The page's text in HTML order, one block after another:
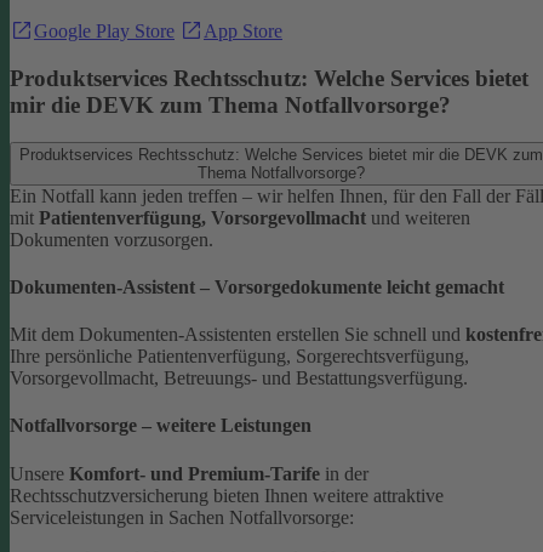
Google Play Store App Store
Produktservices Rechtsschutz: Welche Services bietet
mir die DEVK zum Thema Notfallvorsorge?
Produktservices Rechtsschutz: Welche Services bietet mir die DEVK zum
Thema Notfallvorsorge?
Ein Notfall kann jeden treffen – wir helfen Ihnen, für den Fall der
mit Patientenverfügung, Vorsorgevollmacht und weiteren
Dokumenten vorzusorgen.
Dokumenten-Assistent – Vorsorgedokumente leicht gemacht
Mit dem Dokumenten-Assistenten erstellen Sie schnell und
Ihre persönliche Patientenverfügung, Sorgerechtsverfügung,
Vorsorgevollmacht, Betreuungs- und Bestattungsverfügung.
Notfallvorsorge – weitere Leistungen
Unsere Komfort- und Premium-Tarife in der
Rechtsschutzversicherung bieten Ihnen weitere attraktive
Serviceleistungen in Sachen Notfallvorsorge: